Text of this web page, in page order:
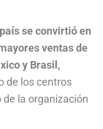
se convirtió en
ventas de
y Brasil,
de los centros
la organización